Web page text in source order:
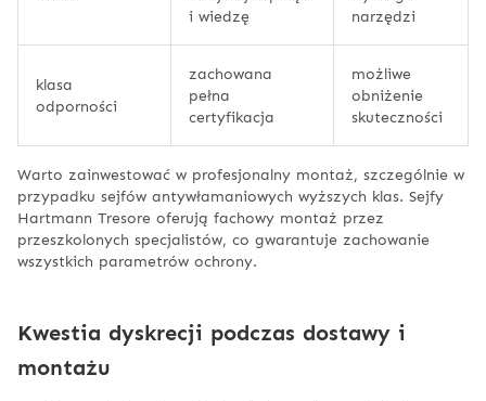
i wiedzę
narzędzi
klasa
odporności
zachowana
pełna
certyfikacja
możliwe
obniżenie
skuteczności
Warto zainwestować w profesjonalny montaż, szczególnie w
przypadku sejfów antywłamaniowych wyższych klas. Sejfy
Hartmann Tresore oferują fachowy montaż przez
przeszkolonych specjalistów, co gwarantuje zachowanie
wszystkich parametrów ochrony.
Kwestia dyskrecji podczas dostawy i
montażu